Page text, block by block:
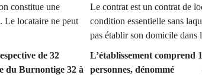
constitue une
Le locataire ne peut
de 32
Burnontige 32 à
Le contrat est un contrat de
condition essentielle sans
pas établir son domicile dans
L’établissement comprend
personnes, dénommé «